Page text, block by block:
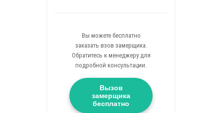
Вы можете бесплатно
заказать взов замерщика.
Обратитесь к менеджеру для
подробной консультации.
Вызов
замерщика
бесплатно